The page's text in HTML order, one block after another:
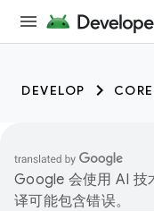
DEVELOP
Google 会使用 AI 技
译可能包含错误。